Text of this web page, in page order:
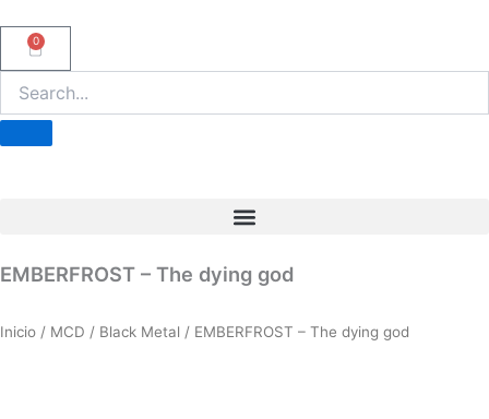
0
Carrito
EMBERFROST – The dying god
Inicio / MCD / Black Metal / EMBERFROST – The dying god